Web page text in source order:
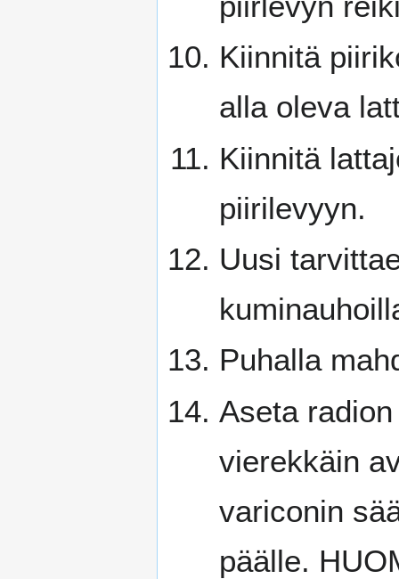
Kiinnitä
alla oleva
Kiinnitä
piirilevyyn.
Uusi
Puhalla
Aseta
vierekkäin
variconin
päälle.